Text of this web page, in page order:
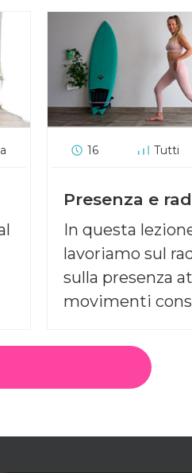
16 Tutti
Presenza e
In questa
lavoriamo sul
sulla presenza
movimenti